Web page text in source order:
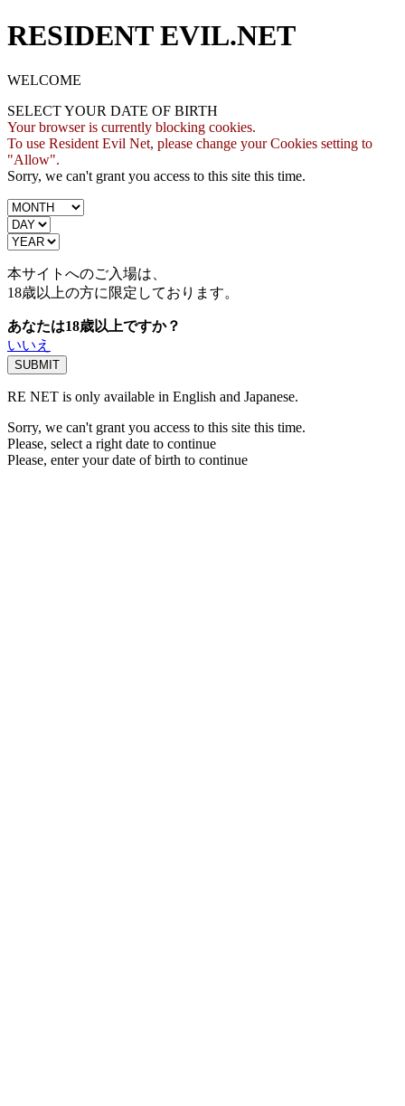
RESIDENT EVIL.NET
WELCOME
SELECT YOUR DATE OF BIRTH
Your browser is currently blocking cookies.
To use Resident Evil Net, please change your Cookies setting to
"Allow".
Sorry, we can't grant you access to this site this time.
本サイトへのご入場は、
18歳以上の方に限定しております。
あなたは18歳以上ですか？
いいえ
RE NET is only available in English and Japanese.
Sorry, we can't grant you access to this site this time.
Please, select a right date to continue
Please, enter your date of birth to continue